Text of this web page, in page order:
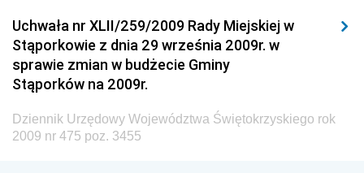
Dziennik Urzędowy Generalnej Dyrekcji Dróg
Krajowych i Autostrad
Dziennik Urzędowy Ministra Środowiska
Dziennik Urzędowy Ministra Edukacji
Uchwała nr XLII/259/2009 Rady Miejskiej w
Stąporkowie z dnia 29 września 2009r. w
sprawie zmian w budżecie Gminy
Stąporków na 2009r.
Dziennik Urzędowy Województwa Świętokrzyskiego rok
2009 nr 475 poz. 3455